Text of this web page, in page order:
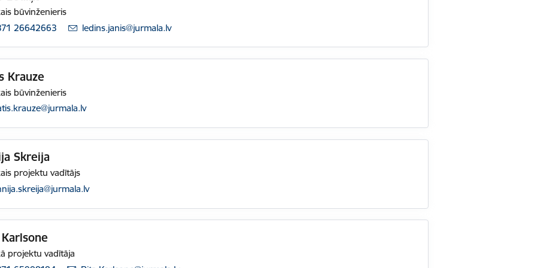
būvinženieris
26642663
E-pasts:
ledins.janis@jurmala.lv
Krauze
būvinženieris
Skreija
projektu vadītājs
projektu vadītāja